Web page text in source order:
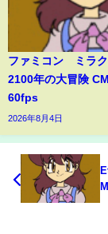
ファミコン ミラク
2100年の大冒険
60fps
2026年8月4日